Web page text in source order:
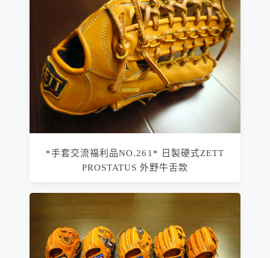
*手套交流福利品NO.261* 日製硬式ZETT
PROSTATUS 外野牛舌款